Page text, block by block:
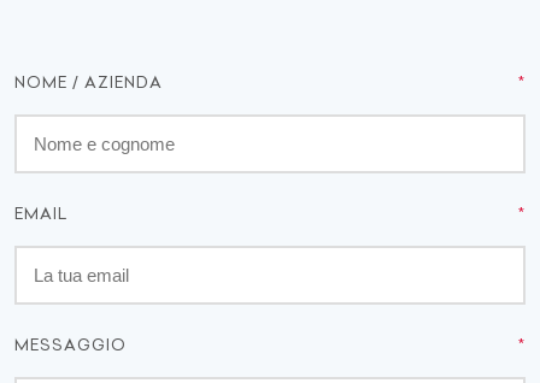
NOME / AZIENDA
EMAIL
MESSAGGIO